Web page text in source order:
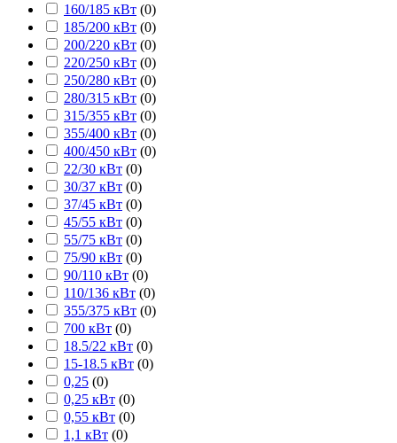
160/185 кВт (0)
185/200 кВт (0)
200/220 кВт (0)
220/250 кВт (0)
250/280 кВт (0)
280/315 кВт (0)
315/355 кВт (0)
355/400 кВт (0)
400/450 кВт (0)
22/30 кВт (0)
30/37 кВт (0)
37/45 кВт (0)
45/55 кВт (0)
55/75 кВт (0)
75/90 кВт (0)
90/110 кВт (0)
110/136 кВт (0)
355/375 кВт (0)
700 кВт (0)
18.5/22 кВт (0)
15-18.5 кВт (0)
0,25 (0)
0,25 кВт (0)
0,55 кВт (0)
1,1 кВт (0)